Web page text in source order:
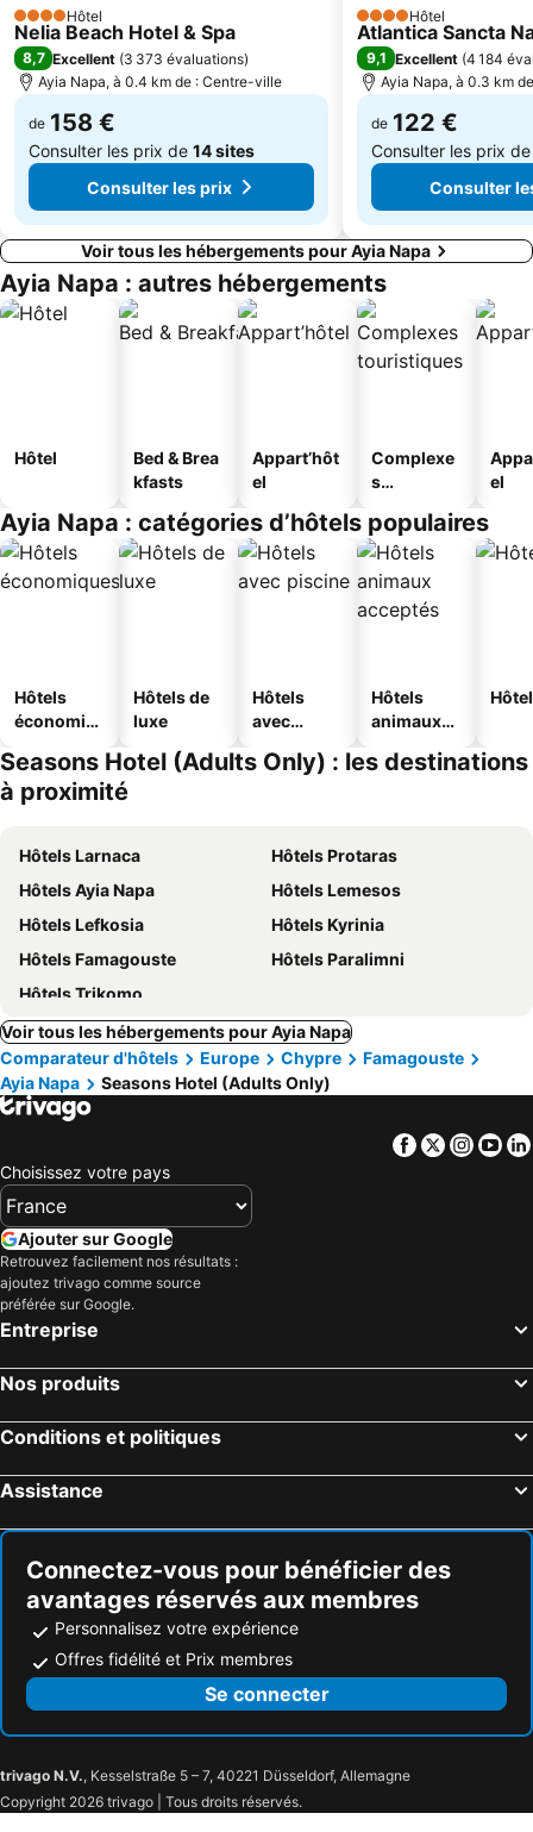
4 ÉtoilesHôtel
Nelia Beach Hotel & Spa
8,7 Excellent (3 373 évaluations)
Ayia Napa, à 0.4 km de : Centre-ville
de 158 €
Consulter les prix de 14 sites
Consulter les prix
4 ÉtoilesHôtel
Atlantica Sancta
9,1 Excellent (4 184
Ayia Napa, à 0.3 km
de 122 €
Consulter les prix
Consulter
Voir tous les hébergements pour Ayia Napa
Ayia Napa : autres hébergements
Hôtel
Bed & Brea
kfasts
Appart’hôt
el
Complexe
s
s
el
Ayia Napa : catégories d’hôtels populaires
Hôtels
économiq
Hôtels de
luxe
Hôtels
avec
Hôtels
animaux
Seasons Hotel (Adults Only) : les destinations
à proximité
Hôtels Larnaca
Hôtels Protaras
Hôtels Ayia Napa
Hôtels Lemesos
Hôtels Lefkosia
Hôtels Kyrinia
Hôtels Famagouste
Hôtels Paralimni
Hôtels Trikomo
Voir tous les hébergements pour Ayia Napa
Comparateur d'hôtels
Europe Chypre
Famagouste
Ayia Napa
Seasons Hotel (Adults Only)
Facebook
Twitter
Choisissez votre pays
Ajouter sur Google
Retrouvez facilement nos résultats :
ajoutez trivago comme source
préférée sur Google.
Entreprise
Nos produits
Conditions et politiques
Assistance
Connectez-vous pour bénéficier des
avantages réservés aux membres
Personnalisez votre expérience
Offres fidélité et Prix membres
Se connecter
trivago N.V., Kesselstraße 5 – 7, 40221 Düsseldorf, Allemagne
Copyright 2026 trivago | Tous droits réservés.